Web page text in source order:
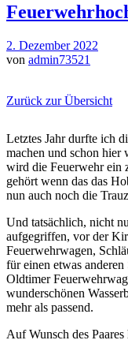
2. Dezember 2022
von admin73521
Zurück zur Übersicht
Letztes Jahr durfte ich
machen und schon hier
wird die Feuerwehr ein
gehört wenn das das
nun auch noch die
Und tatsächlich, nicht
aufgegriffen, vor der
Feuerwehrwagen,
für einen etwas
Oldtimer
wunderschönen
mehr als passend.
Auf Wunsch des